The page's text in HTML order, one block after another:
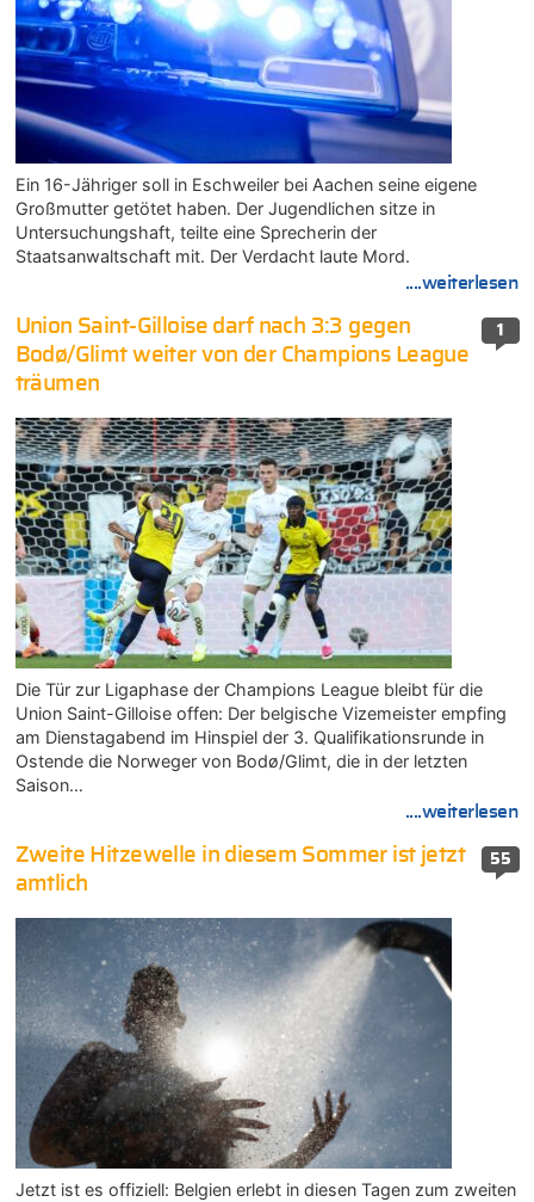
Ein 16-Jähriger soll in Eschweiler bei Aachen seine eigene
Großmutter getötet haben. Der Jugendlichen sitze in
Untersuchungshaft, teilte eine Sprecherin der
Staatsanwaltschaft mit. Der Verdacht laute Mord.
....weiterlesen
1
Union Saint-Gilloise darf nach 3:3 gegen
Bodø/Glimt weiter von der Champions League
träumen
Die Tür zur Ligaphase der Champions League bleibt für die
Union Saint-Gilloise offen: Der belgische Vizemeister empfing
am Dienstagabend im Hinspiel der 3. Qualifikationsrunde in
Ostende die Norweger von Bodø/Glimt, die in der letzten
Saison…
....weiterlesen
55
Zweite Hitzewelle in diesem Sommer ist jetzt
amtlich
Jetzt ist es offiziell: Belgien erlebt in diesen Tagen zum zweiten